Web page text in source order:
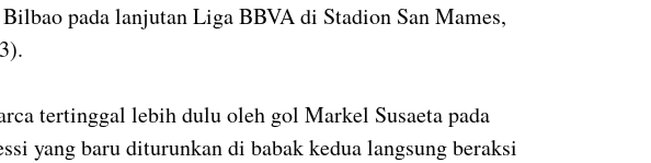
pada lanjutan Liga BBVA di Stadion San Mames,
tertinggal lebih dulu oleh gol Markel Susaeta pada
yang baru diturunkan di babak kedua langsung beraksi